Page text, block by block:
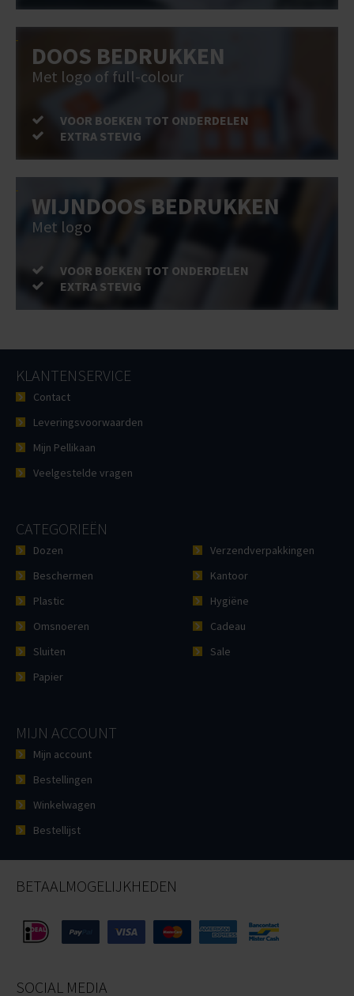
DOOS BEDRUKKEN
Met logo of full-colour
VOOR BOEKEN TOT ONDERDELEN
EXTRA STEVIG
WIJNDOOS BEDRUKKEN
Met logo
VOOR BOEKEN TOT ONDERDELEN
EXTRA STEVIG
KLANTENSERVICE
Contact
Leveringsvoorwaarden
Mijn Pellikaan
Veelgestelde vragen
CATEGORIEËN
Dozen
Beschermen
Plastic
Omsnoeren
Sluiten
Papier
Verzendverpakkingen
Kantoor
Hygiëne
Cadeau
Sale
MIJN ACCOUNT
Mijn account
Bestellingen
Winkelwagen
Bestellijst
BETAALMOGELIJKHEDEN
SOCIAL MEDIA